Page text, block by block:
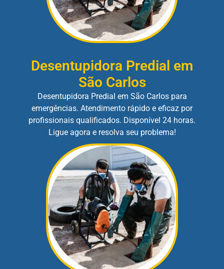
Desentupidora Predial em
São Carlos
Desentupidora Predial em São Carlos para
emergências. Atendimento rápido e eficaz por
profissionais qualificados. Disponível 24 horas.
Ligue agora e resolva seu problema!